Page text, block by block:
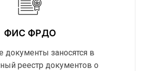
ФИС ФРДО
документы заносятся в
реестр документов о